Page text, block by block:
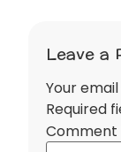
Leave a
Your
Required
Comment